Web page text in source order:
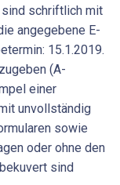
sind schriftlich mit
angegebene E-
15.1.2019.
(A-
einer
unvollständig
sowie
oder ohne den
sind